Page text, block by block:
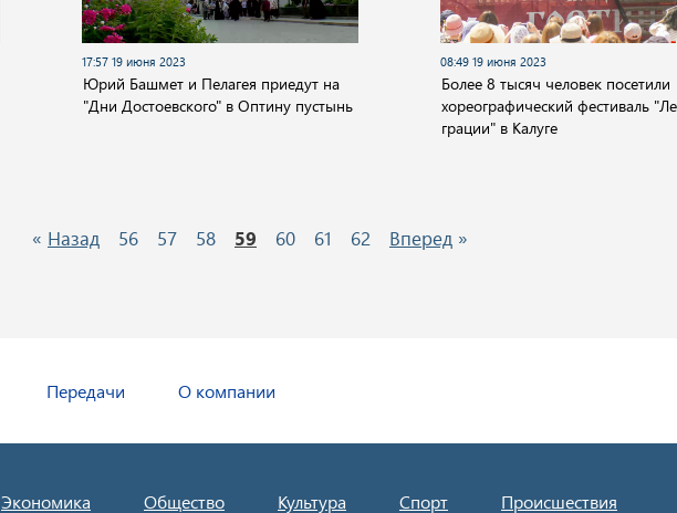
17:57 19 июня 2023
Юрий Башмет и Пелагея приедут на
"Дни Достоевского" в Оптину пустынь
08:49 19 июня 2023
Более 8 тысяч человек посетили
хореографический фестиваль
грации" в Калуге
« Назад 56 57 58 59 60 61 62 Вперед »
Передачи О компании
Экономика Общество Культура Спорт Происшествия